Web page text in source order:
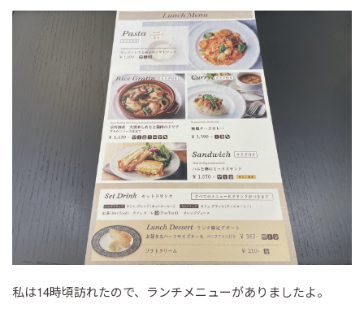
私は14時頃訪れたので、ランチメニューがありましたよ。